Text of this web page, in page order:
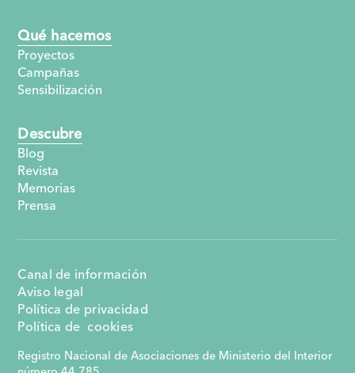
Qué hacemos
Proyectos
Campañas
Sensibilización
Descubre
Blog
Revista
Memorias
Prensa
Registro Nacional de Asociaciones de Ministerio del Interior
Canal de información
Aviso legal
Política de privacidad
Política de cookies